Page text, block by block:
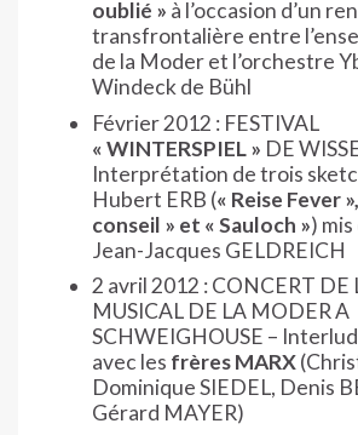
oublié » à l’occasion d’un
transfrontalière entre
de la Moder et l’orchestre
Windeck de Bühl
Février 2012 : FESTIVAL
« WINTERSPIEL » DE
Interprétation de trois
Hubert ERB (« Reise Fever
conseil » et « Sauloch »)
Jean-Jacques GELDREICH
2 avril 2012 : CONCERT DE
MUSICAL DE LA MODER A
SCHWEIGHOUSE –
avec les frères MARX
Dominique SIEDEL, Denis
Gérard MAYER)